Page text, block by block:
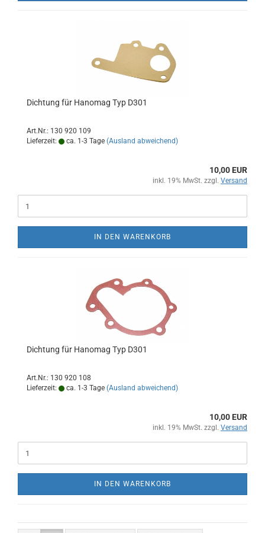
Dichtung für Hanomag Typ D301
Art.Nr.: 130 920 109
Lieferzeit:
ca. 1-3 Tage (Ausland abweichend)
10,00 EUR
inkl. 19% MwSt. zzgl. Versand
IN DEN WARENKORB
Dichtung für Hanomag Typ D301
Art.Nr.: 130 920 108
Lieferzeit:
ca. 1-3 Tage (Ausland abweichend)
10,00 EUR
inkl. 19% MwSt. zzgl. Versand
IN DEN WARENKORB